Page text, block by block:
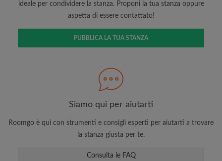
Salva le tue ricerche
Ricevi aggiornamenti via email per gli ultimi
annunci di stanze
Fai sapere ai coinquilini e ai proprietari
esattamente quello che stai cercando
ideale per condividere la stanza. Proponi la tua stanza oppure
aspetta di essere contattato!
PUBBLICA LA TUA STANZA
Siamo qui per aiutarti
Roomgo è qui con strumenti e consigli esperti per aiutarti a trovare
la stanza giusta per te.
Consulta le FAQ